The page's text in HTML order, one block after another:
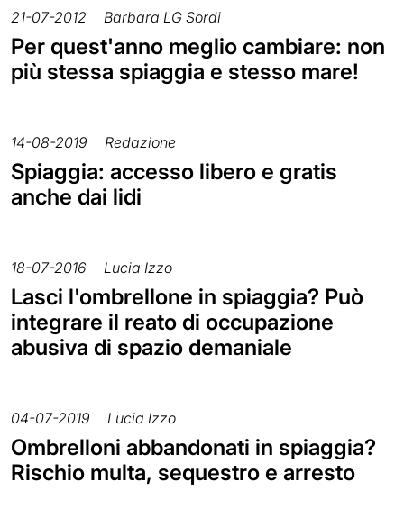
21-07-2012 Barbara LG Sordi
Per quest'anno meglio cambiare: non
più stessa spiaggia e stesso mare!
14-08-2019 Redazione
Spiaggia: accesso libero e gratis
anche dai lidi
18-07-2016 Lucia Izzo
Lasci l'ombrellone in spiaggia? Può
integrare il reato di occupazione
abusiva di spazio demaniale
04-07-2019 Lucia Izzo
Ombrelloni abbandonati in spiaggia?
Rischio multa, sequestro e arresto